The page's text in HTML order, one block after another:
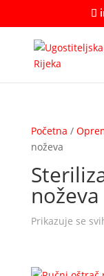
Početna /
noževa
noževa
Prikazuje se